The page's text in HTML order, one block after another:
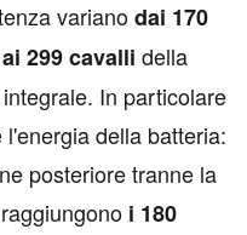
varianodai 170
299 cavalli della
In particolare
della batteria:
posteriore tranne la
i 180